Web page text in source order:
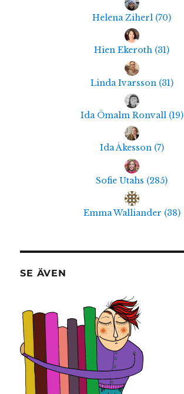
Helena Ziherl (70)
Hien Ekeroth (31)
Linda Ivarsson (31)
Ida Ömalm Ronvall (19)
Ida Åkesson (7)
Sofie Utahs (285)
Emma Walliander (38)
SE ÄVEN